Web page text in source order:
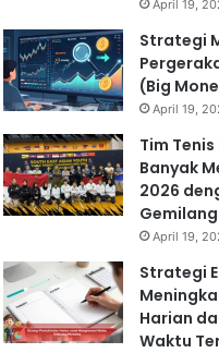
April 19,
Strategi
(Big
April 19,
Tim
Banyak
2026
Gemilang
April 19,
Strategi
Harian
Waktu